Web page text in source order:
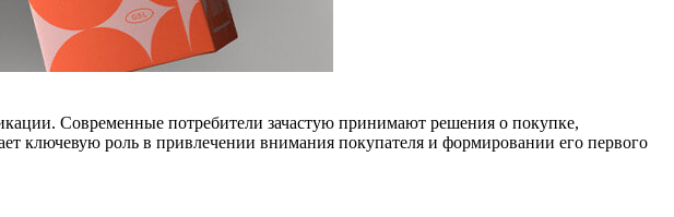
Современные потребители зачастую принимают решения о покупке,
ключевую роль в привлечении внимания покупателя и формировании его первого